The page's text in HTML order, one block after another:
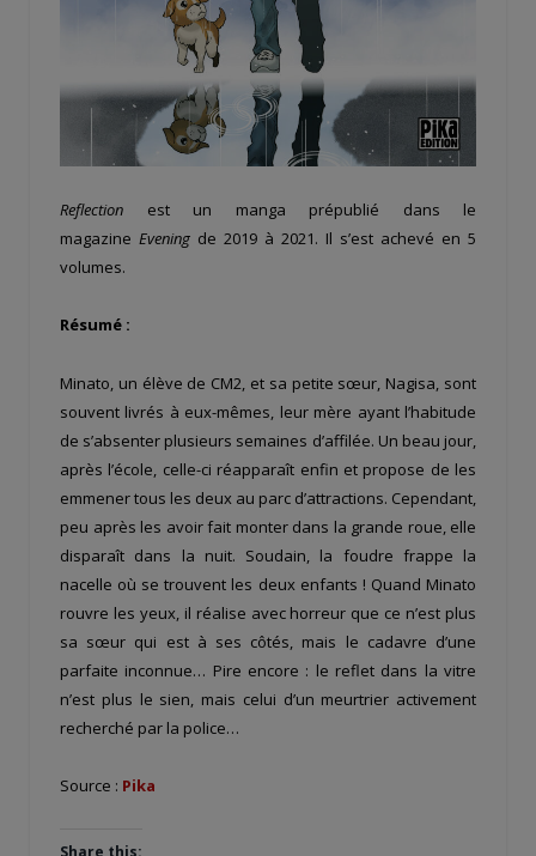
Reflection est un manga prépublié dans le
magazine Evening de 2019 à 2021. Il s’est achevé en 5
volumes.
Résumé :
Minato, un élève de CM2, et sa petite sœur, Nagisa, sont
souvent livrés à eux-mêmes, leur mère ayant l’habitude
de s’absenter plusieurs semaines d’affilée. Un beau jour,
après l’école, celle-ci réapparaît enfin et propose de les
emmener tous les deux au parc d’attractions. Cependant,
peu après les avoir fait monter dans la grande roue, elle
disparaît dans la nuit. Soudain, la foudre frappe la
nacelle où se trouvent les deux enfants ! Quand Minato
rouvre les yeux, il réalise avec horreur que ce n’est plus
sa sœur qui est à ses côtés, mais le cadavre d’une
parfaite inconnue… Pire encore : le reflet dans la vitre
n’est plus le sien, mais celui d’un meurtrier activement
recherché par la police…
Source : Pika
Share this: